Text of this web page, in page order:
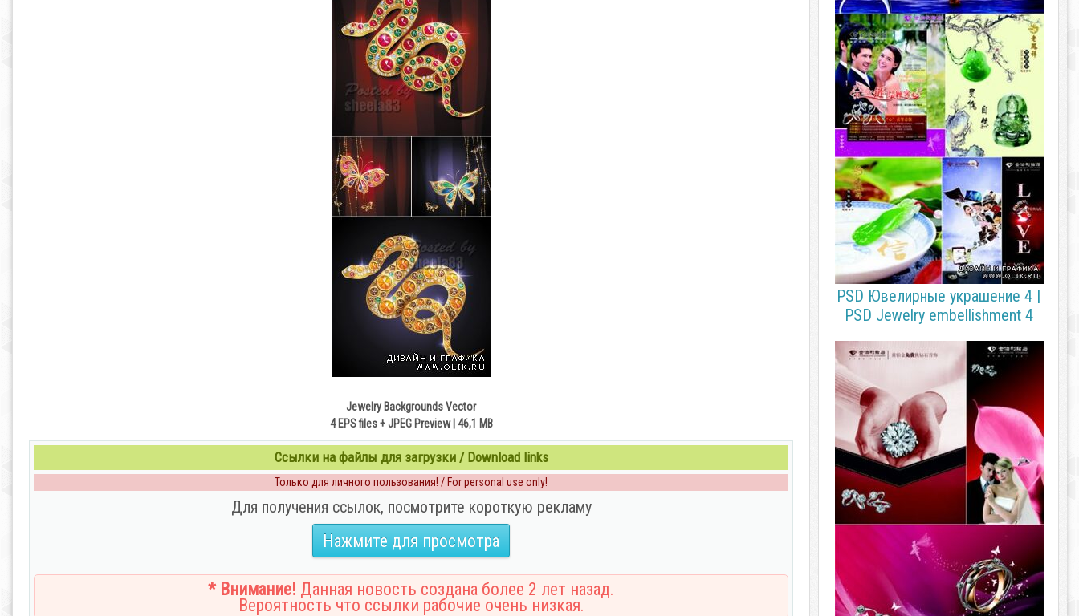
Jewelry Backgrounds Vector
4 EPS files + JPEG Preview | 46,1 MB
Ссылки на файлы для загрузки / Download links
Только для личного пользования! / For personal use only!
Для получения ссылок, посмотрите короткую рекламу
Нажмите для просмотра
* Внимание! Данная новость создана более 2 лет назад.
Вероятность что ссылки рабочие очень низкая.
PSD Ювелирные украшение 4 |
PSD Jewelry embellishment 4